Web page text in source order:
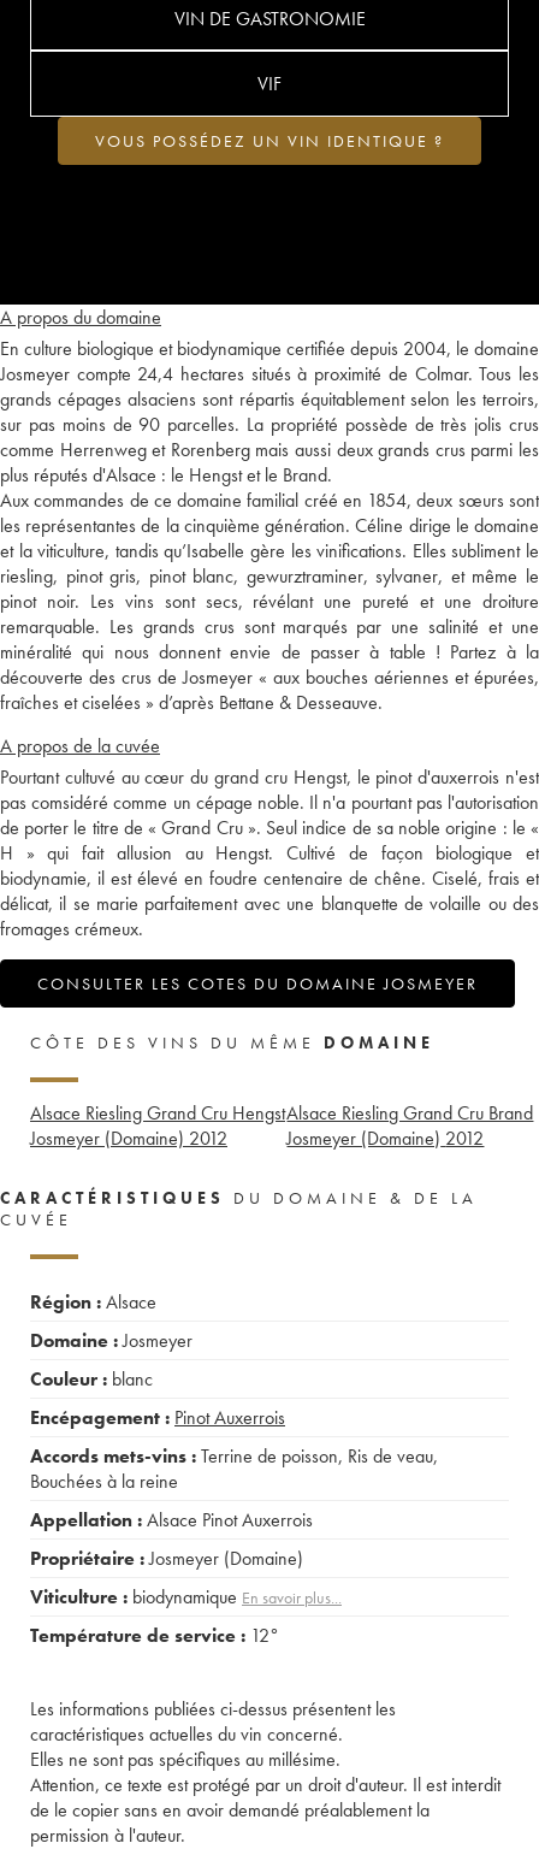
A propos du domaine
En culture biologique et biodynamique certifiée depuis 2004, le domaine
Josmeyer compte 24,4 hectares situés à proximité de Colmar. Tous les
grands cépages alsaciens sont répartis équitablement selon les terroirs,
sur pas moins de 90 parcelles. La propriété possède de très jolis crus
comme Herrenweg et Rorenberg mais aussi deux grands crus parmi les
plus réputés d'Alsace : le Hengst et le Brand.
Aux commandes de ce domaine familial créé en 1854, deux sœurs sont
les représentantes de la cinquième génération. Céline dirige le domaine
et la viticulture, tandis qu’Isabelle gère les vinifications. Elles subliment le
riesling, pinot gris, pinot blanc, gewurztraminer, sylvaner, et même le
pinot noir. Les vins sont secs, révélant une pureté et une droiture
remarquable. Les grands crus sont marqués par une salinité et une
minéralité qui nous donnent envie de passer à table ! Partez à la
découverte des crus de Josmeyer « aux bouches aériennes et épurées,
fraîches et ciselées » d’après Bettane & Desseauve.
A propos de la cuvée
Pourtant cultuvé au cœur du grand cru Hengst, le pinot d'auxerrois n'est
pas comsidéré comme un cépage noble. Il n'a pourtant pas l'autorisation
de porter le titre de « Grand Cru ». Seul indice de sa noble origine : le «
H » qui fait allusion au Hengst. Cultivé de façon biologique et
biodynamie, il est élevé en foudre centenaire de chêne. Ciselé, frais et
délicat, il se marie parfaitement avec une blanquette de volaille ou des
fromages crémeux.
CONSULTER LES COTES DU DOMAINE JOSMEYER
VIN DE GASTRONOMIE
VIF
VOUS POSSÉDEZ UN VIN IDENTIQUE ?
CÔTE DES VINS DU MÊME DOMAINE
Alsace Riesling Grand Cru Hengst
Josmeyer (Domaine) 2012
Alsace Riesling Grand Cru Brand
Josmeyer (Domaine) 2012
CARACTÉRISTIQUES
DU DOMAINE & DE LA
CUVÉE
Région :Alsace
Domaine :Josmeyer
Couleur : blanc
Encépagement : Pinot Auxerrois
Accords mets-vins :Terrine de poisson, Ris de veau,
Bouchées à la reine
Appellation :Alsace Pinot Auxerrois
Propriétaire :Josmeyer (Domaine)
Viticulture : biodynamique En savoir plus...
Température de service : 12°
Les informations publiées ci-dessus présentent les
caractéristiques actuelles du vin concerné.
Elles ne sont pas spécifiques au millésime.
Attention, ce texte est protégé par un droit d'auteur. Il est interdit
de le copier sans en avoir demandé préalablement la
permission à l'auteur.